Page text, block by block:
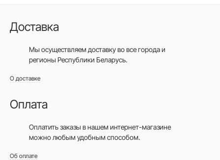
Доставка
Мы осуществляем доставку во все городаи
регионы Республики Беларусь.
О доставке
Оплата
Оплатить заказы в нашем интернет-магазине
можно любым удобным способом.
Об оплате